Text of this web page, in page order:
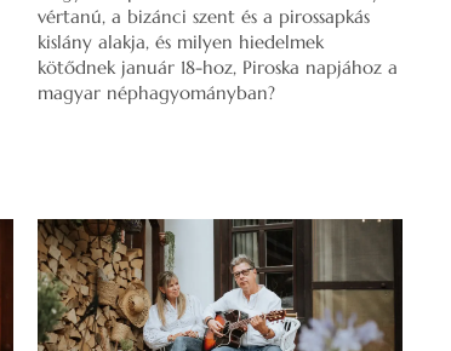
vértanú, a bizánci szent és a pirossapkás
kislány alakja, és milyen hiedelmek
kötődnek január 18-hoz, Piroska napjához a
magyar néphagyományban?